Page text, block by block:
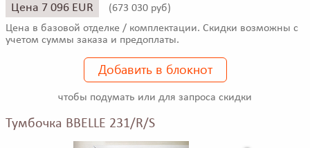
Цена 7 096 EUR (673 030 руб)
Цена в базовой отделке / комплектации. Скидки возможны с
учетом суммы заказа и предоплаты.
Добавить в блокнот
чтобы подумать или для запроса скидки
Тумбочка BBELLE 231/R/S